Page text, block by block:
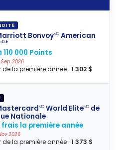
BonvoyMD American
MD*
000 Points
Sep 2026
de la première année : 1 302 $
MD World EliteMD de
Nationale
la première année
2026
de la première année : 1 373 $